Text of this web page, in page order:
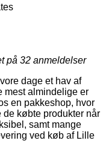
på 32 anmeldelser
dage et hav af
mest almindelige er
en pakkeshop, hvor
de købte produkter når
samt mange
ved køb af Lille